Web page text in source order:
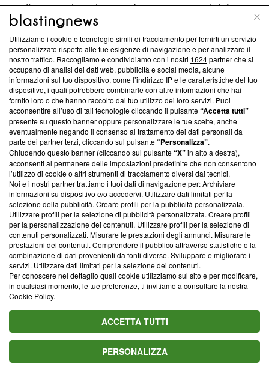
conflitto con le richieste di maggiore stabilità
provenienti dal partner o dalle persone vicine. Le
coppie stabili hanno bisogno di trovare un
compromesso, mentre i single devono evitare di
chiudersi in un individualismo eccessivo, che
rischia di isolare l’Acquario dalle possibilità di
incontro.
11. Scorpione
Si troverà di fronte a una serie di interrogativi sul
proprio percorso, sollecitando un confronto con
aspetti di sé che spesso rimangono nascosti.
Nonostante la posizione bassa in classifica, la
fortuna non è del tutto assente: si tratta piuttosto
di una fortuna che passa attraverso la
consapevolezza e la risoluzione di nodi emotivi.
Sul piano lavorativo, lo Scorpione può incontrare
ostacoli o situazioni poco chiare, che richiedono
un’analisi approfondita prima di agire. È
consigliabile evitare reazioni impulsive e dedicare
del tempo alla comprensione delle dinamiche in
Utilizziamo i cookie e tecnologie simili di tracciamento per fornirti un servizio
personalizzato rispetto alle tue esigenze di navigazione e per analizzare il
nostro traffico. Raccogliamo e condividiamo con i nostri 1624partner che si
occupano di analisi dei dati web, pubblicità e social media, alcune
informazioni sul tuo dispositivo, come l’indirizzo IP e le caratteristiche del tuo
dispositivo, i quali potrebbero combinarle con altre informazioni che hai
fornito loro o che hanno raccolto dal tuo utilizzo dei loro servizi. Puoi
acconsentire all’uso di tali tecnologie cliccando il pulsante“Accetta tutti”
presente su questo banner oppure personalizzare le tue scelte, anche
eventualmente negando il consenso al trattamento dei dati personali da
parte dei partner terzi, cliccando sul pulsante“Personalizza”.
Chiudendo questo banner (cliccando sul pulsante“X”in alto a destra),
acconsenti al permanere delle impostazioni predefinite che non consentono
l’utilizzo di cookie o altri strumenti di tracciamento diversi dai tecnici.
Noi e i nostri partner trattiamo i tuoi dati di navigazione per: Archiviare
informazioni su dispositivo e/o accedervi. Utilizzare dati limitati per la
selezione della pubblicità. Creare profili per la pubblicità personalizzata.
Utilizzare profili per la selezione di pubblicità personalizzata. Creare profili
per la personalizzazione dei contenuti. Utilizzare profili per la selezione di
contenuti personalizzati. Misurare le prestazioni degli annunci. Misurare le
prestazioni dei contenuti. Comprendere il pubblico attraverso statistiche o la
combinazione di dati provenienti da fonti diverse. Sviluppare e migliorare i
servizi. Utilizzare dati limitati per la selezione dei contenuti.
Per conoscere nel dettaglio quali cookie utilizziamo sul sito e per modificare,
in qualsiasi momento, le tue preferenze, ti invitiamo a consultare la nostra
Cookie Policy.
ACCETTA TUTTI
PERSONALIZZA